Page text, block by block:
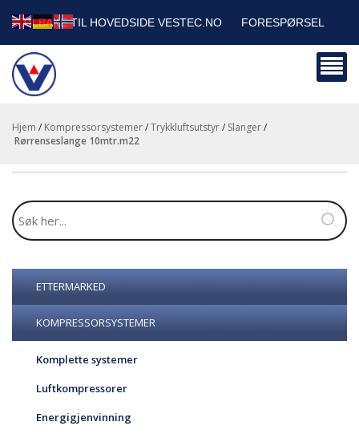
TILBAKE TIL HOVEDSIDE VESTEC.NO FORESPØRSEL
HANDLEVOGN
BEDRIFTSKUNDER
Hjem / Kompressorsystemer/Trykkluftsutstyr/ Slanger/
rørrenseslange 10mtr.m22
ETTERMARKED
KOMPRESSORSYSTEMER
Komplette systemer
Luftkompressorer
Energigjenvinning